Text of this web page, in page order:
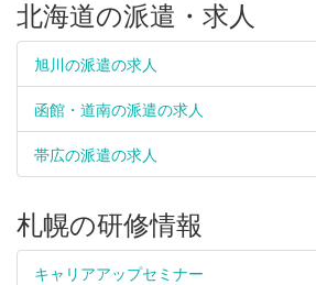
北海道の派遣・求人
旭川の派遣の求人
函館・道南の派遣の求人
帯広の派遣の求人
札幌の研修情報
キャリアアップセミナー